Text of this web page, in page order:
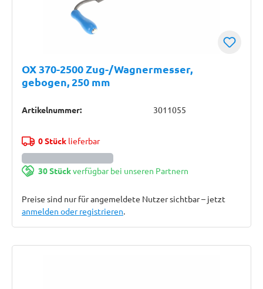
OX 370-2500 Zug-/Wagnermesser,
gebogen, 250 mm
Artikelnummer: 3011055
0 Stücklieferbar
30 Stückverfügbar bei unseren Partnern
Preise sind nur für angemeldete Nutzer sichtbar – jetzt
anmelden oder registrieren.